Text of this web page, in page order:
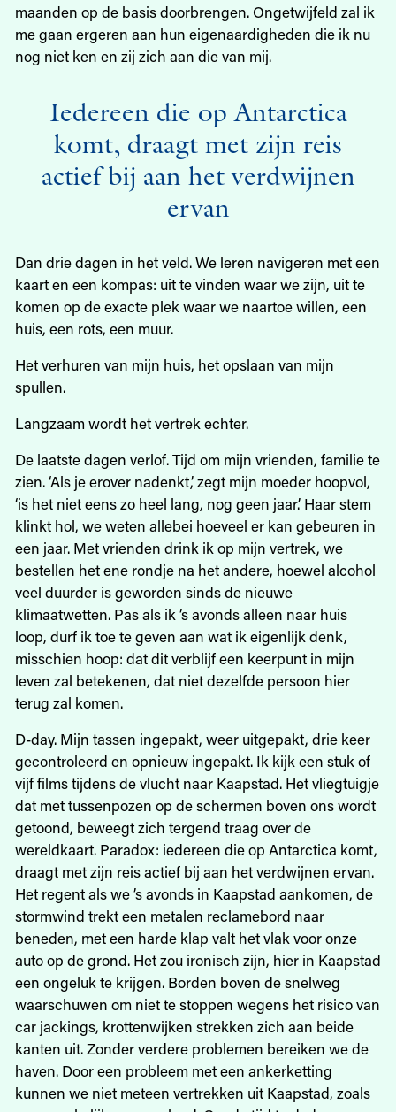
maanden op de basis doorbrengen. Ongetwijfeld zal ik
me gaan ergeren aan hun eigenaardigheden die ik nu
nog niet ken en zij zich aan die van mij.
Iedereen die op Antarctica
komt, draagt met zijn reis
actief bij aan het verdwijnen
ervan
Dan drie dagen in het veld. We leren navigeren met een
kaart en een kompas: uit te vinden waar we zijn, uit te
komen op de exacte plek waar we naartoe willen, een
huis, een rots, een muur.
Het verhuren van mijn huis, het opslaan van mijn
spullen.
Langzaam wordt het vertrek echter.
De laatste dagen verlof. Tijd om mijn vrienden, familie te
zien. ‘Als je erover nadenkt,’ zegt mijn moeder hoopvol,
‘is het niet eens zo heel lang, nog geen jaar.’ Haar stem
klinkt hol, we weten allebei hoeveel er kan gebeuren in
een jaar. Met vrienden drink ik op mijn vertrek, we
bestellen het ene rondje na het andere, hoewel alcohol
veel duurder is geworden sinds de nieuwe
klimaatwetten. Pas als ik ’s avonds alleen naar huis
loop, durf ik toe te geven aan wat ik eigenlijk denk,
misschien hoop: dat dit verblijf een keerpunt in mijn
leven zal betekenen, dat niet dezelfde persoon hier
terug zal komen.
D-day. Mijn tassen ingepakt, weer uitgepakt, drie keer
gecontroleerd en opnieuw ingepakt. Ik kijk een stuk of
vijf films tijdens de vlucht naar Kaapstad. Het vliegtuigje
dat met tussenpozen op de schermen boven ons wordt
getoond, beweegt zich tergend traag over de
wereldkaart. Paradox: ­iedereen die op Antarctica komt,
draagt met zijn reis actief bij aan het ver­dwijnen ervan.
Het regent als we ’s avonds in Kaapstad aankomen, de
stormwind trekt een metalen reclamebord naar
beneden, met een harde klap valt het vlak voor onze
auto op de grond. Het zou ironisch zijn, hier in Kaapstad
een ongeluk te krijgen. Borden boven de snelweg
waarschuwen om niet te stoppen wegens het risico van
car jackings, krottenwijken strekken zich aan beide
kanten uit. Zonder verdere problemen bereiken we de
haven. Door een probleem met een ankerketting
kunnen we niet meteen vertrekken uit Kaapstad, zoals